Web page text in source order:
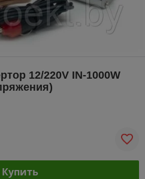
12/220V IN-1000W
Купить